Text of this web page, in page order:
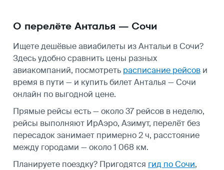
О перелёте Анталья — Сочи
Ищете дешёвые авиабилеты из Антальи в Сочи?
Здесь удобно сравнить цены разных
авиакомпаний, посмотреть расписание рейсов и
время в пути — и купить билет Анталья — Сочи
онлайн по выгодной цене.
Прямые рейсы есть — около 37 рейсов в неделю,
рейсы выполняют ИрАэро, Азимут, перелёт без
пересадок занимает примерно 2 ч, расстояние
между городами — около 1 068 км.
Планируете поездку? Пригодятся гид по Сочи,